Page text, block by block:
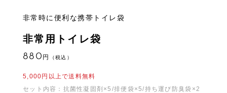
非常用トイレ袋
非常時に便利な携帯トイレ袋
880 円 （税込）
5,000円以上で送料無料
セット内容：抗菌性凝固剤×5/排便袋×5/持ち運び防臭袋×2